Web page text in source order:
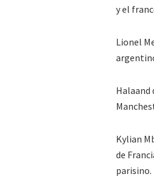
y el
Lionel
Halaand
Kylian
de
parisino.